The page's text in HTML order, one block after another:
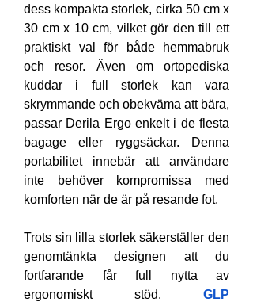
dess kompakta storlek, cirka 50 cm x
30 cm x 10 cm, vilket gör den till ett
praktiskt val för både hemmabruk
och resor. Även om ortopediska
kuddar i full storlek kan vara
skrymmande och obekväma att bära,
passar Derila Ergo enkelt i de flesta
bagage eller ryggsäckar. Denna
portabilitet innebär att användare
inte behöver kompromissa med
komforten när de är på resande fot.
Trots sin lilla storlek säkerställer den
genomtänkta designen att du
fortfarande får full nytta av
ergonomiskt stöd. GLP